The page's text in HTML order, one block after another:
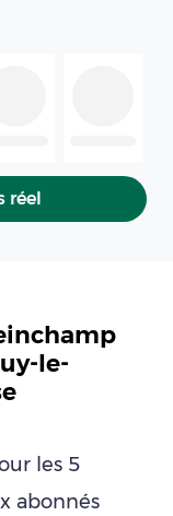
réel
le-
les 5
abonnés